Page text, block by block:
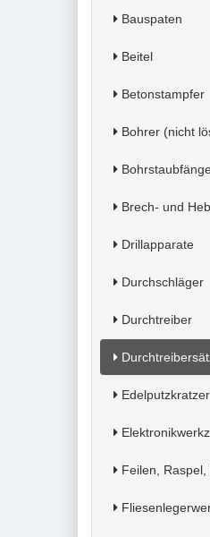
Bauspaten
Beitel
Betonstampfer
Bohrer (nicht
Brech- und
Drillapparate
Durchschläger
Durchtreiber
Edelputzkratzer
Feilen, Raspel,